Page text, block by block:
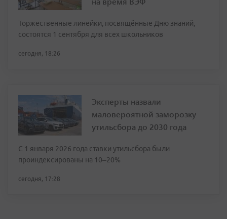
Торжественные линейки, посвящённые Дню знаний,
состоятся 1 сентября для всех школьников
сегодня, 18:26
Эксперты назвали
маловероятной заморозку
утильсбора до 2030 года
С 1 января 2026 года ставки утильсбора были
проиндексированы на 10–20%
сегодня, 17:28